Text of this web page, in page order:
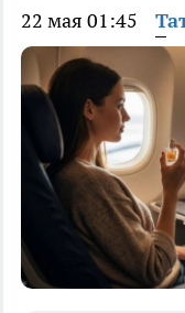
22 мая 01:45